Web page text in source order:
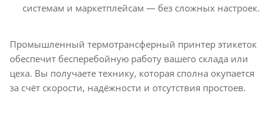
системам и маркетплейсам — без сложных настроек.
Промышленный термотрансферный принтер этикеток
обеспечит бесперебойную работу вашего склада или
цеха. Вы получаете технику, которая сполна окупается
за счёт скорости, надёжности и отсутствия простоев.